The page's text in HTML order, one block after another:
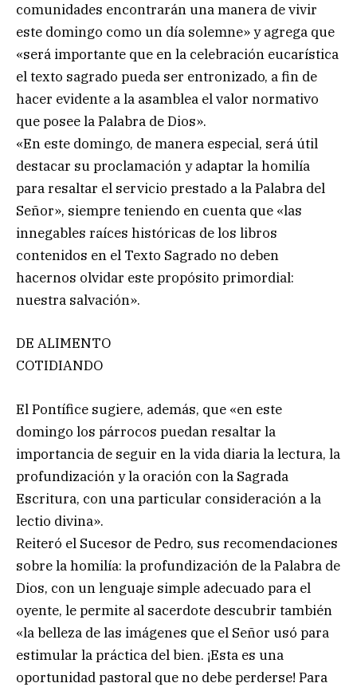
comunidades encontrarán una manera de vivir
este domingo como un día solemne» y agrega que
«será importante que en la celebración eucarística
el texto sagrado pueda ser entronizado, a fin de
hacer evidente a la asamblea el valor normativo
que posee la Palabra de Dios».
«En este domingo, de manera especial, será útil
destacar su proclamación y adaptar la homilía
para resaltar el servicio prestado a la Palabra del
Señor», siempre teniendo en cuenta que «las
innegables raíces históricas de los libros
contenidos en el Texto Sagrado no deben
hacernos olvidar este propósito primordial:
nuestra salvación».
DE ALIMENTO
COTIDIANDO
El Pontífice sugiere, además, que «en este
domingo los párrocos puedan resaltar la
importancia de seguir en la vida diaria la lectura, la
profundización y la oración con la Sagrada
Escritura, con una particular consideración a la
lectio divina».
Reiteró el Sucesor de Pedro, sus recomendaciones
sobre la homilía: la profundización de la Palabra de
Dios, con un lenguaje simple adecuado para el
oyente, le permite al sacerdote descubrir también
«la belleza de las imágenes que el Señor usó para
estimular la práctica del bien. ¡Esta es una
oportunidad pastoral que no debe perderse! Para